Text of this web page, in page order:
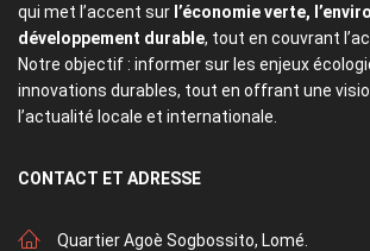
qui met l’accent sur l’économie verte,
développement durable, tout en couvrant
Notre objectif : informer sur les enjeux
innovations durables, tout en offrant une
l’actualité locale et internationale.
CONTACT ET ADRESSE
Quartier Agoè Sogbossito, Lomé.